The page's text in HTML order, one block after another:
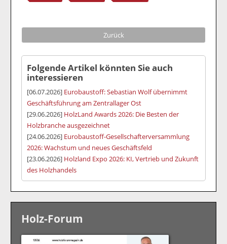
Zurück
Folgende Artikel könnten Sie auch
interessieren
[06.07.2026] Eurobaustoff: Sebastian Wolf übernimmt
Geschäftsführung am Zentrallager Ost
[29.06.2026] HolzLand Awards 2026: Die Besten der
Holzbranche ausgezeichnet
[24.06.2026] Eurobaustoff-Gesellschafterversammlung
2026: Wachstum und neues Geschäftsfeld
[23.06.2026] Holzland Expo 2026: KI, Vertrieb und Zukunft
des Holzhandels
Holz-Forum